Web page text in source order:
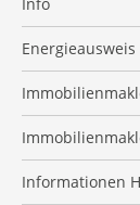
Ratgeber
Angaben für
Aufbereitung
Entspannt und
Suchauftrag
Auszeichnungen
Standorte
Immobilien-ABC
Umzugs-
Blog
Widerrufsrecht
Datenschutz
Energieausweis
Informationen